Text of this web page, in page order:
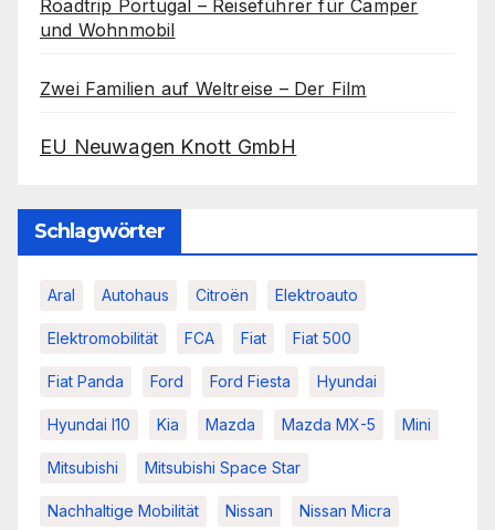
Roadtrip Portugal – Reiseführer für Camper
und Wohnmobil
Zwei Familien auf Weltreise – Der Film
EU Neuwagen Knott GmbH
Schlagwörter
Aral Autohaus Citroën Elektroauto
Elektromobilität FCA Fiat Fiat 500
Fiat Panda Ford Ford Fiesta Hyundai
Hyundai I10 Kia Mazda Mazda MX-5 Mini
Mitsubishi Mitsubishi Space Star
Nachhaltige Mobilität Nissan Nissan Micra